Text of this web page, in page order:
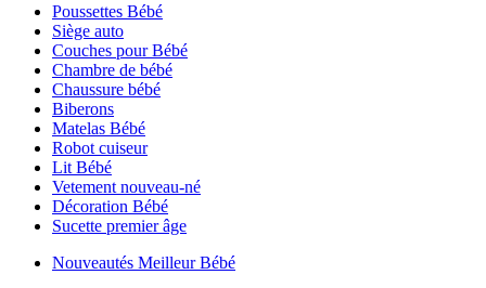
Poussettes Bébé
Siège auto
Couches pour Bébé
Chambre de bébé
Chaussure bébé
Biberons
Matelas Bébé
Robot cuiseur
Lit Bébé
Vetement nouveau-né
Décoration Bébé
Sucette premier âge
Nouveautés Meilleur Bébé